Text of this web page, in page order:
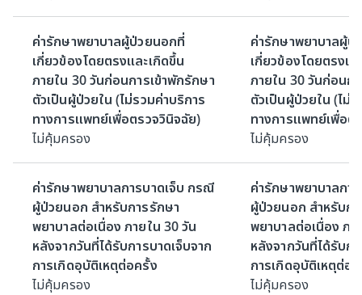
ค่ารักษาพยาบาลผู้ป่วยนอกที่
เกี่ยวข้องโดยตรงและเกิดขึ้น
ภายใน 30 วันก่อนการเข้าพักรักษา
ตัวเป็นผู้ป่วยใน (ไม่รวมค่าบริการ
ทางการแพทย์เพื่อตรวจวินิจฉัย)
ไม่คุ้มครอง
ค่ารักษาพยาบาลการบาดเจ็บ กรณี
ผู้ป่วยนอก สำหรับการรักษา
พยาบาลต่อเนื่อง ภายใน 30 วัน
หลังจากวันที่ได้รับการบาดเจ็บจาก
การเกิดอุบัติเหตุต่อครั้ง
ไม่คุ้มครอง
ค่ารักษาพยาบาลผู้ป่
เกี่ยวข้องโดยตรงแ
ภายใน 30 วันก่อนก
ตัวเป็นผู้ป่วยใน (ไม่
ทางการแพทย์เพื่อต
ไม่คุ้มครอง
ค่ารักษาพยาบาลกา
ผู้ป่วยนอก สำหรับก
พยาบาลต่อเนื่อง ภา
หลังจากวันที่ได้รับก
การเกิดอุบัติเหตุต่อ
ไม่คุ้มครอง